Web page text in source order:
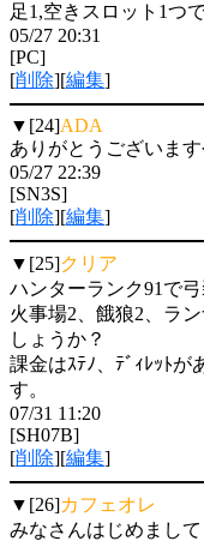
足1,空きスロット1つ
05/27 20:31
[PC]
[削除][編集]
▼[24]ADA
ありがとうございま
05/27 22:39
[SN3S]
[削除][編集]
▼[25]クリア
ハンターランク91で
火事場2、餓狼2、ラ
しょうか？
課金はｽﾃﾉ、ﾃﾞｨﾚｯﾄが
す。
07/31 11:20
[SH07B]
[削除][編集]
▼[26]カフェオレ
みなさんはじめまして